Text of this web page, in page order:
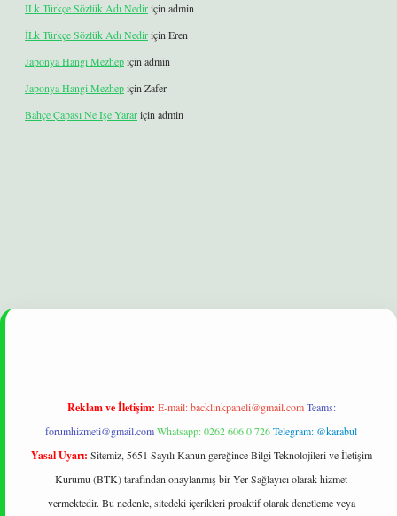
İLk Türkçe Sözlük Adı Nediriçin admin
İLk Türkçe Sözlük Adı Nediriçin Eren
Japonya Hangi Mezhepiçin admin
Japonya Hangi Mezhepiçin Zafer
Bahçe Çapası Ne Işe Yarariçin admin
Reklam ve İletişim: E-mail:backlinkpaneli@gmail.com Teams:
forumhizmeti@gmail.comWhatsapp: 0262 606 0 726Telegram: @karabul
Yasal Uyarı: Sitemiz, 5651 Sayılı Kanun gereğince Bilgi Teknolojileri ve İletişim
Kurumu (BTK) tarafından onaylanmış bir Yer Sağlayıcı olarak hizmet
vermektedir. Bu nedenle, sitedeki içerikleri proaktif olarak denetleme veya